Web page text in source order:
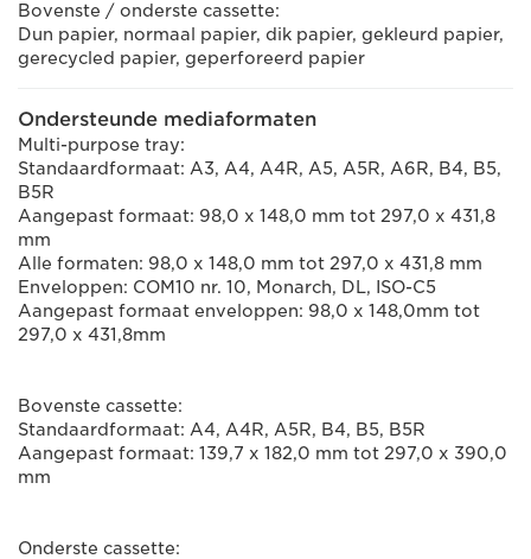
Bovenste / onderste cassette:
Dun papier, normaal papier, dik papier, gekleurd papier,
gerecycled papier, geperforeerd papier
Ondersteunde mediaformaten
Multi-purpose tray:
Standaardformaat: A3, A4, A4R, A5, A5R, A6R, B4, B5,
B5R
Aangepast formaat: 98,0 x 148,0 mm tot 297,0 x 431,8
mm
Alle formaten: 98,0 x 148,0 mm tot 297,0 x 431,8 mm
Enveloppen: COM10 nr. 10, Monarch, DL, ISO-C5
Aangepast formaat enveloppen: 98,0 x 148,0mm tot
297,0 x 431,8mm
Bovenste cassette:
Standaardformaat: A4, A4R, A5R, B4, B5, B5R
Aangepast formaat: 139,7 x 182,0 mm tot 297,0 x 390,0
mm
Onderste cassette: